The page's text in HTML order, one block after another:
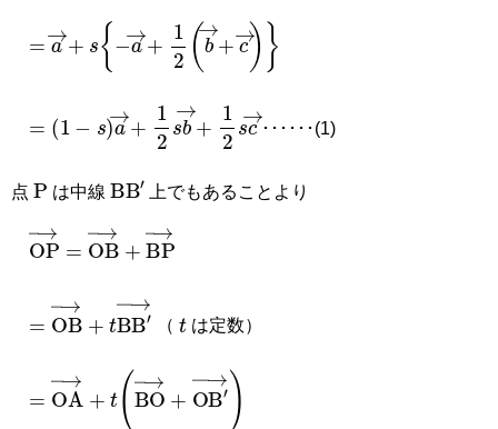
=a→ +s −a→ +12b→+ c→
=1−sa→+1 2sb→+12s c→
･･････(1)
点
P
は中線 BB′ 上でもあることより
OP →=OB→+
=OB→ +tBB →
（ は定数）
=OA→ +tBO→ +O B′